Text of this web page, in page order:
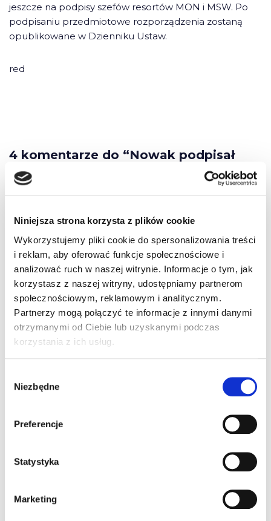
Niniejsza strona korzysta z plików cookie
Wykorzystujemy pliki cookie do spersonalizowania treści
i reklam, aby oferować funkcje społecznościowe i
analizować ruch w naszej witrynie. Informacje o tym, jak
korzystasz z naszej witryny, udostępniamy partnerom
społecznościowym, reklamowym i analitycznym.
Partnerzy mogą połączyć te informacje z innymi danymi
otrzymanymi od Ciebie lub uzyskanymi podczas
korzystania z ich usług.
zgody
Niezbędne
Preferencje
Statystyka
Marketing
jeszcze na podpisy szefów resortów MON i MSW. Po
podpisaniu przedmiotowe rozporządzenia zostaną
opublikowane w Dzienniku Ustaw.
red
4 komentarze do “Nowak podpisał
rozporządzenia”
w.sz.
2012-06-30 o 20:15
I znowu wielka burza w szklance wody! Chciał
bym się mylić ale mam poważne obawy, że
rozporządzenia -programy nauki jazdy będą na
podobnym a więc takim samym poziomie jak
poprzednie.
Pingback:check my site
Pingback: